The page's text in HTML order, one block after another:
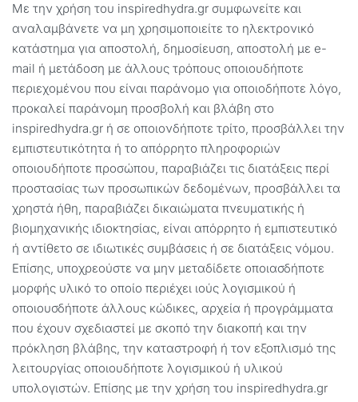
Με την χρήση του inspiredhydra.gr συμφωνείτε και
αναλαμβάνετε να μη χρησιμοποιείτε το ηλεκτρονικό
κατάστημα για αποστολή, δημοσίευση, αποστολή με e-
mail ή μετάδοση με άλλους τρόπους οποιουδήποτε
περιεχομένου που είναι παράνομο για οποιοδήποτε λόγο,
προκαλεί παράνομη προσβολή και βλάβη στο
inspiredhydra.gr ή σε οποιονδήποτε τρίτο, προσβάλλει την
εμπιστευτικότητα ή το απόρρητο πληροφοριών
οποιουδήποτε προσώπου, παραβιάζει τις διατάξεις περί
προστασίας των προσωπικών δεδομένων, προσβάλλει τα
χρηστά ήθη, παραβιάζει δικαιώματα πνευματικής ή
βιομηχανικής ιδιοκτησίας, είναι απόρρητο ή εμπιστευτικό
ή αντίθετο σε ιδιωτικές συμβάσεις ή σε διατάξεις νόμου.
Επίσης, υποχρεούστε να μην μεταδίδετε οποιασδήποτε
μορφής υλικό το οποίο περιέχει ιούς λογισμικού ή
οποιουσδήποτε άλλους κώδικες, αρχεία ή προγράμματα
που έχουν σχεδιαστεί με σκοπό την διακοπή και την
πρόκληση βλάβης, την καταστροφή ή τον εξοπλισμό της
λειτουργίας οποιουδήποτε λογισμικού ή υλικού
υπολογιστών. Επίσης με την χρήση του inspiredhydra.gr